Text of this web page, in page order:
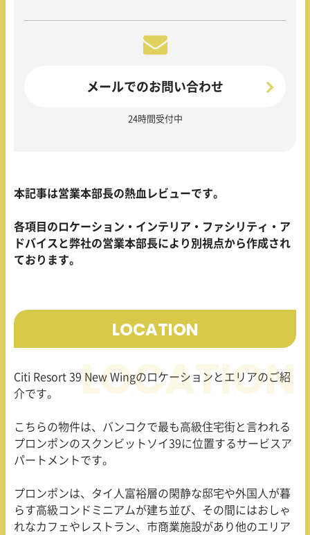
メールでのお問い合わせ
24時間受付中
本記事は営業本部長の熱血レビューです。
各項目のロケーション・インテリア・ファシリティ・ア
ドバイスと弊社の営業本部長により別視点から作成され
ております。
LOCATION
Citi Resort 39 New Wingのロケーションとエリアのご紹
介です。
こちらの物件は、バンコクで最も高級住宅街と言われる
プロンポンのスクンビットソイ39に位置するサービスア
パートメントです。
プロンポンは、タイ人富裕層の閑静な邸宅や外国人が暮
らす高級コンドミニアムが建ち並び、その間にはおしゃ
れなカフェやレストラン、市商業施設があり他のエリア